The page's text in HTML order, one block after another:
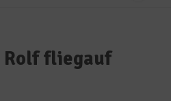
Rolf fliegauf